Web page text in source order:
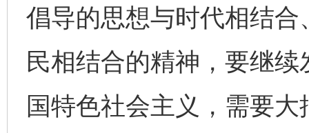
倡导的思想与时代相结
民相结合的精神，要继
国特色社会主义，需要
完善运行机制助力责任有效落实 一纸欠